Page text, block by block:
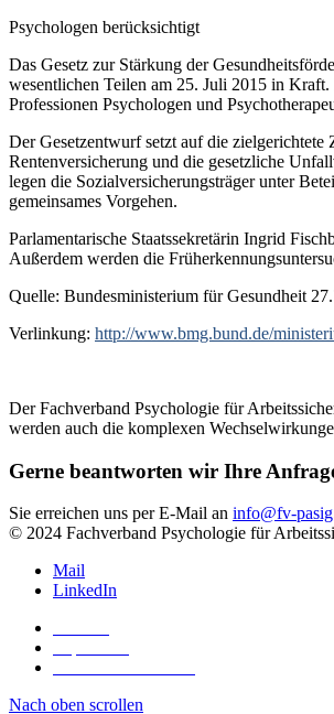
Psychologen berücksichtigt
Das Gesetz zur Stärkung der
wesentlichen Teilen am 25. Juli 2015 in
Professionen Psychologen und
Der Gesetzentwurf setzt auf die
Rentenversicherung und die gesetzliche
legen die Sozialversicherungsträger unter
gemeinsames Vorgehen.
Parlamentarische Staatssekretärin Ingrid
Außerdem werden die
Quelle: Bundesministerium für Gesundheit
Verlinkung: http://www.bmg.bund.de/
Der Fachverband Psychologie für
werden auch die komplexen
Gerne beantworten wir Ihre
Sie erreichen uns per E-Mail an info@fv-
© 2024 Fachverband Psychologie für
Mail
LinkedIn
Nach oben scrollen